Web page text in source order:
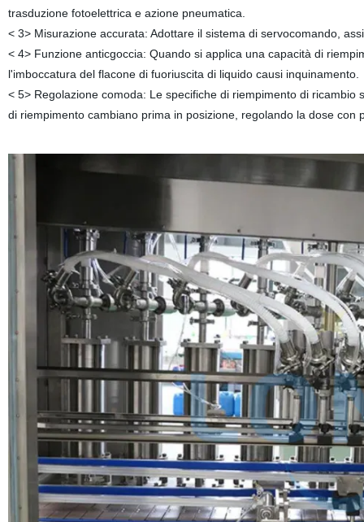
trasduzione fotoelettrica e azione pneumatica.
< 3> Misurazione accurata: Adottare il sistema di servocomando,
< 4> Funzione anticgoccia: Quando si applica una capacità di
l'imboccatura del flacone di fuoriuscita di liquido causi inquinamento.
< 5> Regolazione comoda: Le specifiche di riempimento di
di riempimento cambiano prima in posizione, regolando la dose con